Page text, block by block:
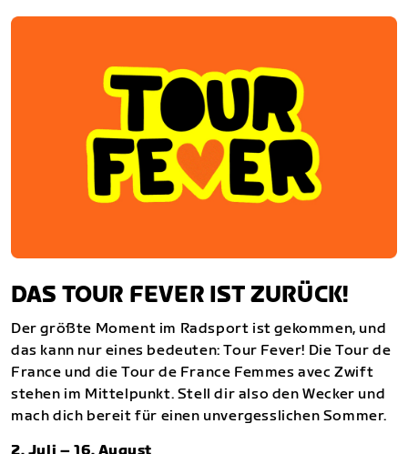
DAS TOUR FEVER IST ZURÜCK!
Der größte Moment im Radsport ist gekommen, und
das kann nur eines bedeuten: Tour Fever! Die Tour de
France und die Tour de France Femmes avec Zwift
stehen im Mittelpunkt. Stell dir also den Wecker und
mach dich bereit für einen unvergesslichen Sommer.